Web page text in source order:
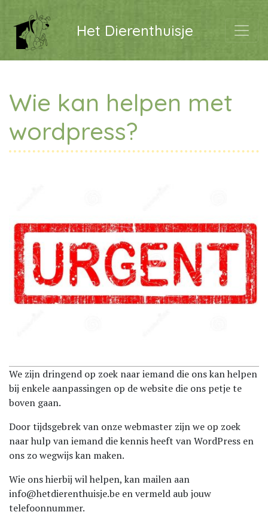
Het Dierenthuisje
Wie kan helpen met
wordpress?
We zijn dringend op zoek naar iemand die ons kan helpen
bij enkele aanpassingen op de website die ons petje te
boven gaan.
Door tijdsgebrek van onze webmaster zijn we op zoek
naar hulp van iemand die kennis heeft van WordPress en
ons zo wegwijs kan maken.
Wie ons hierbij wil helpen, kan mailen aan
info@hetdierenthuisje.be en vermeld aub jouw
telefoonnummer.